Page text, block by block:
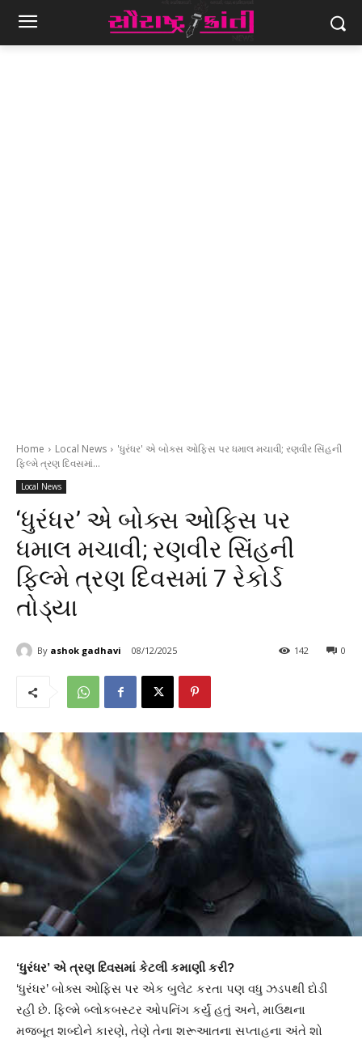
Home Local News
'ધુરંધર' એ બોક્સ ઓફિસ પર ધમાલ મચાવી; રણવીર સિંહની
ફિલ્મે ત્રણ દિવસમાં...
Local News
‘ધુરંધર’ એ બોક્સ ઓફિસ પર
ધમાલ મચાવી; રણવીર સિંહની
ફિલ્મે ત્રણ દિવસમાં 7 રેકોર્ડ
તોડ્યા
By ashok gadhavi 08/12/2025 0
142
‘ધુરંધર’ એ ત્રણ દિવસમાં કેટલી કમાણી કરી?
‘ધુરંધર’ બોક્સ ઓફિસ પર એક બુલેટ કરતા પણ વધુ ઝડપથી દોડી
રહી છે. ફિલ્મે બ્લોકબસ્ટર ઓપનિંગ કર્યું હતું અને, માઉથના
મજબૂત શબ્દોને કારણે, તેણે તેના શરૂઆતના સપ્તાહના અંતે શો